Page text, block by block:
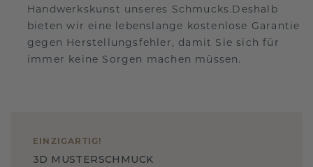
Handwerkskunst unseres Schmucks.Deshalb
bieten wir eine lebenslange kostenlose Garantie
gegen Herstellungsfehler, damit Sie sich für
immer keine Sorgen machen müssen.
EINZIGARTIG !
3D MUSTERSCHMUCK